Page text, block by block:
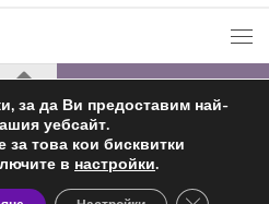
Комнев2019 - 2026
за да Ви предоставим най-
уебсайт.
за това кои бисквитки
в настройки.